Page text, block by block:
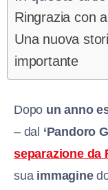
Ringrazia con
Una nuova
importante
Dopo un anno
– dal ‘Pandoro
separazione da
sua immagine